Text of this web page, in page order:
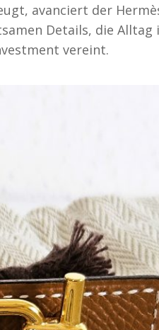
avanciert der
Details, die Alltag
vereint.